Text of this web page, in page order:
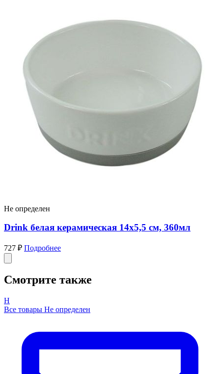
Не определен
Drink белая керамическая 14х5,5 см, 360мл
727 ₽ Подробнее
Смотрите также
Н
Все товары Не определен